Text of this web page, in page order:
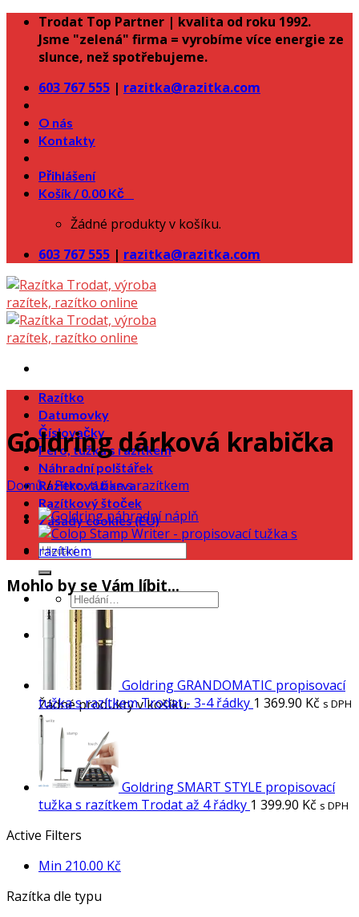
Skip
content
Trodat Top Partner | kvalita od roku 1992.
Jsme "zelená" firma = vyrobíme více energie ze
slunce, než spotřebujeme.
603 767 555 | razitka@razitka.com
O nás
Kontakty
Přihlášení
Košík /0.00 Kč
Žádné produkty v košíku.
603 767 555 | razitka@razitka.com
Razítko
Datumovky
Číslovačky
Pero, tužka s razítkem
Náhradní polštářek
Razítková barva
Razítkový štoček
Zásady cookies (EU)
0
Žádné produkty v košíku.
Goldring dárková krabička
Domů/Pero, tužka s razítkem
Mohlo by se Vám líbit…
Goldring GRANDOMATIC propisovací
tužka s razítkem Trodat - 3-4 řádky 1 369.90 Kč s DPH
Goldring SMART STYLE propisovací
tužka s razítkem Trodat až 4 řádky 1 399.90 Kč s DPH
Active Filters
Min 210.00 Kč
Razítka dle typu